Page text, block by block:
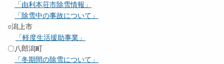
「由利本荘市除雪情報」
「除雪中の事故について」
○潟上市
「軽度生活援助事業」
〇八郎潟町
「冬期間の除雪について」